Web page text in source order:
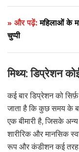
» और पढ़ें:महिलाओं के
चुप्पी
मिथ्य: डिप्रेशन
कई बार डिप्रेशन को
जाता है कि कुछ समय के
एक बीमारी है, जिसके
शारीरिक और मानसिक
रूप और कंडीशन कई तरह